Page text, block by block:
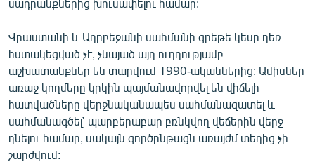
սադրանքներից խուսափելու համար:
Վրաստանի և Ադրբեջանի սահմանի գրեթե կեսը դեռ
հստակեցված չէ, չնայած այդ ուղղությամբ
աշխատանքներ են տարվում 1990-ականներից: Ամիսներ
առաջ կողմերը կրկին պայմանավորվել են վիճելի
հատվածները վերջնականապես սահմանազատել և
սահմանագծել՝ պարբերաբար բռնկվող վեճերին վերջ
դնելու համար, սակայն գործընթացն առայժմ տեղից չի
շարժվում: